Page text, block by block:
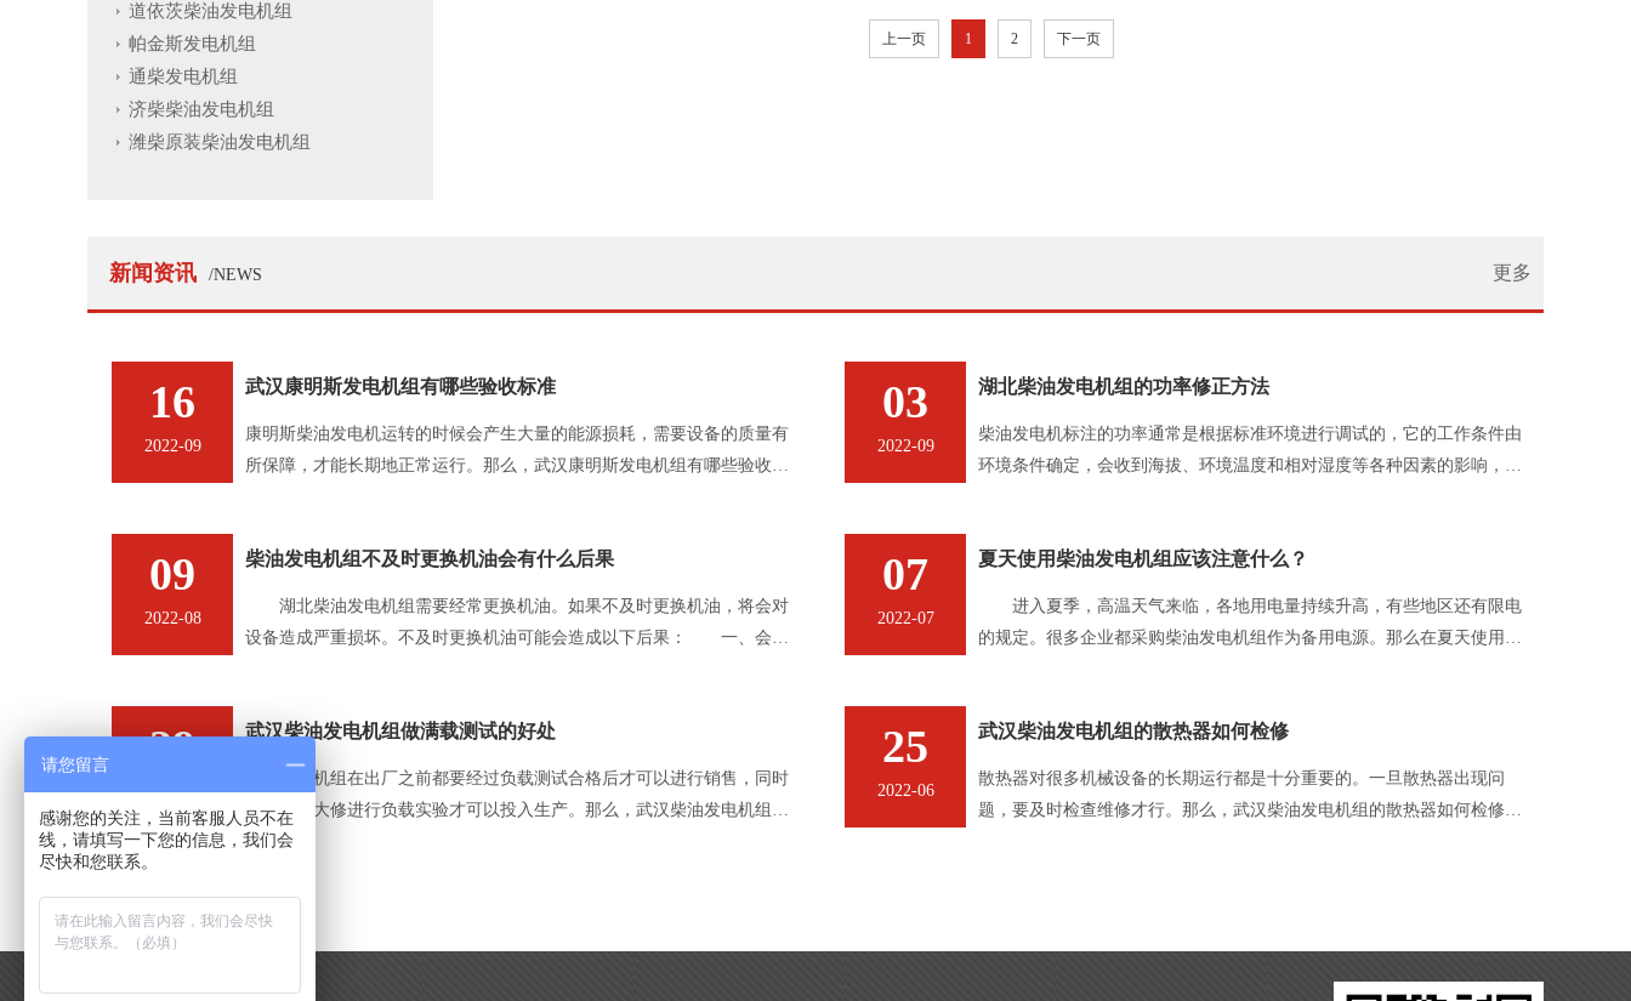
道依茨柴油发电机组
帕金斯发电机组
通柴发电机组
济柴柴油发电机组
潍柴原装柴油发电机组
上一页 1 2 下一页
新闻资讯 /NEWS 更多
16
2022-09
武汉康明斯发电机组有哪些验收标准
康明斯柴油发电机运转的时候会产生大量的能源损耗，需要设备的质量有
所保障，才能长期地正常运行。那么，武汉康明斯发电机组有哪些验收标
03
2022-09
湖北柴油发电机组的功率修正方法
柴油发电机标注的功率通常是根据标准环境进行调试的，它的工作条件由
环境条件确定，会收到海拔、环境温度和相对湿度等各种因素的影响，一
的功率修正方法详细介绍如下。
09
2022-08
柴油发电机组不及时更换机油会有什么后果
湖北柴油发电机组需要经常更换机油。如果不及时更换机油，将会对
设备造成严重损坏。不及时更换机油可能会造成以下后果： 一、会导
07
2022-07
夏天使用柴油发电机组应该注意什么？
进入夏季，高温天气来临，各地用电量持续升高，有些地区还有限电
的规定。很多企业都采购柴油发电机组作为备用电源。那么在夏天使用柴
29
2022-06
武汉柴油发电机组做满载测试的好处
柴油发电机组在出厂之前都要经过负载测试合格后才可以进行销售，同时
它要经过大修进行负载实验才可以投入生产。那么，武汉柴油发电机组做
满载测试的好处是什么呢？
25
2022-06
武汉柴油发电机组的散热器如何检修
散热器对很多机械设备的长期运行都是十分重要的。一旦散热器出现问
题，要及时检查维修才行。那么，武汉柴油发电机组的散热器如何检修
请您留言
感谢您的关注，当前客服人员不在
线，请填写一下您的信息，我们会
尽快和您联系。